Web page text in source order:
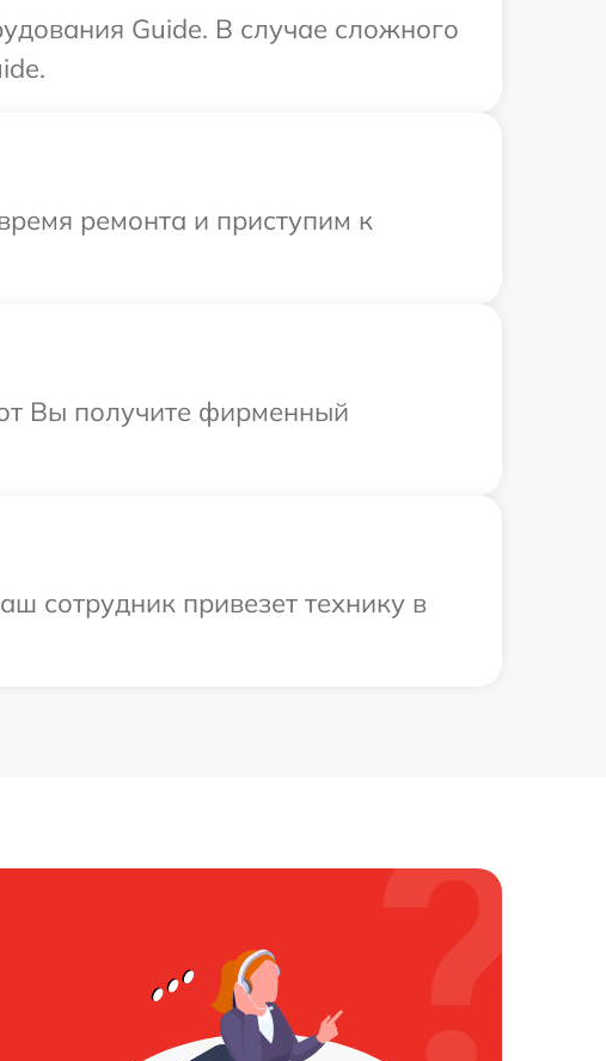
Guide. В случае сложного
ремонта и приступим к
Вы получите фирменный
сотрудник привезет технику в